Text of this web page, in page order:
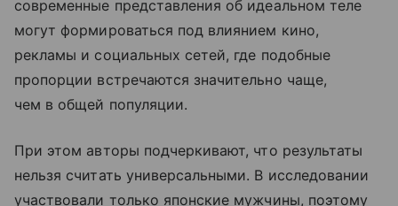
современные представления об идеальном теле
могут формироваться под влиянием кино,
рекламы и социальных сетей, где подобные
пропорции встречаются значительно чаще,
чем в общей популяции.
При этом авторы подчеркивают, что результаты
нельзя считать универсальными. В исследовании
участвовали только японские мужчины, поэтому